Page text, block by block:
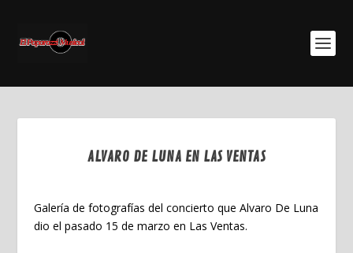
ALVARO DE LUNA EN LAS VENTAS
Galería de fotografías del concierto que Alvaro De Luna
dio el pasado 15 de marzo en Las Ventas.